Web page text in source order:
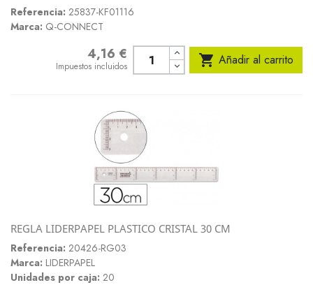
Referencia: 25837-KF01116
Marca: Q-CONNECT
4,16 €
Impuestos incluidos  Añadir al carrito
REGLA LIDERPAPEL PLASTICO CRISTAL 30 CM
Referencia: 20426-RG03
Marca: LIDERPAPEL
Unidades por caja: 20